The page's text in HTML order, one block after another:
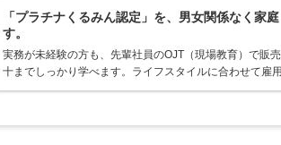
「プラチナくるみん認定」を、男女関係なく家
す。
実務が未経験の方も、先輩社員のOJT（現場教育）で販
十までしっかり学べます。ライフスタイルに合わせて雇